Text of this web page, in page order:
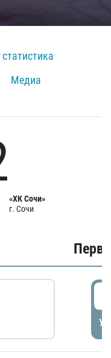
Медиа
«ХК Сочи»
г. Сочи